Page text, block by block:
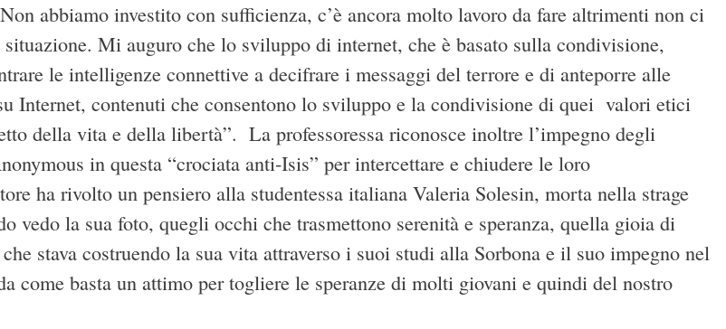
abbiamo investito con sufficienza, c’è ancora molto lavoro da fare altrimenti non ci
situazione. Mi auguro che lo sviluppo di internet, che è basato sulla condivisione,
le intelligenze connettive a decifrare i messaggi del terrore e di anteporre alle
Internet, contenuti che consentono lo sviluppo e la condivisione di quei valori etici
della vita e della libertà”. La professoressa riconosce inoltre l’impegno degli
in questa “crociata anti-Isis” per intercettare e chiudere le loro
ha rivolto un pensiero alla studentessa italiana Valeria Solesin, morta nella strage
vedo la sua foto, quegli occhi che trasmettono serenità e speranza, quella gioia di
stava costruendo la sua vita attraverso i suoi studi alla Sorbona e il suo impegno nel
come basta un attimo per togliere le speranze di molti giovani e quindi del nostro